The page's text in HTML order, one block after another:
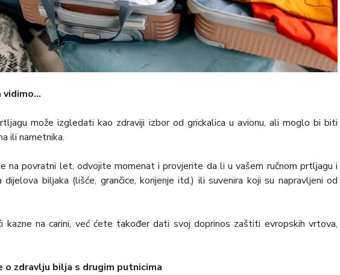
vidimo…
može izgledati kao zdraviji izbor od grickalica u avionu, ali moglo bi biti
ili nametnika.
na povratni let, odvojite momenat i provjerite da li u vašem ručnom prtljagu i
dijelova biljaka (lišće, grančice, korijenje itd.) ili suvenira koji su napravljeni od
kazne na carini, već ćete također dati svoj doprinos zaštiti evropskih vrtova,
zdravlju bilja s drugim putnicima